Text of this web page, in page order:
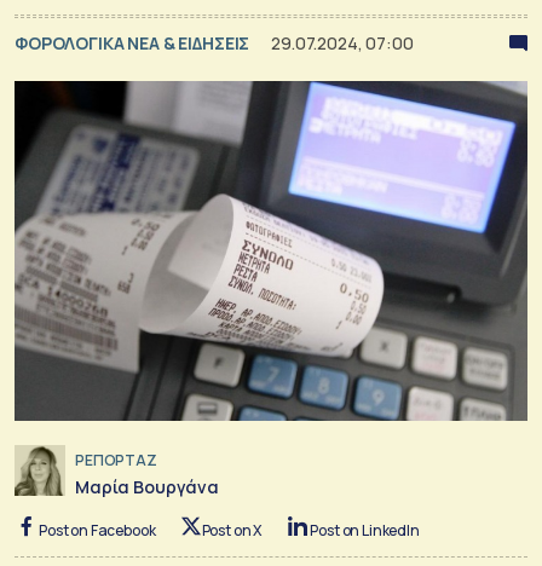
ΦΟΡΟΛΟΓΙΚΑ ΝΕΑ & EΙΔΗΣΕΙΣ 29.07.2024, 07:00
ΡΕΠΟΡΤΑΖ
Μαρία Βουργάνα
Post on Facebook Post on X Post on LinkedIn